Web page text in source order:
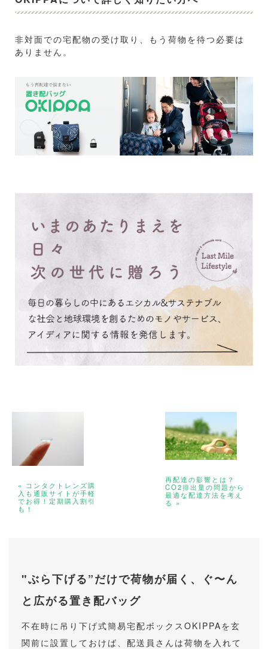
非対面での宅配物の受け取り、もう荷物を待つ必要は
ありません。
« コンタクトレンズ購
入も通販サイトが手軽
でお得！定期購入割引
も！
再配達の影響とは？
CO2排出量の問題から
最適な配達方法を考え
る »
"ぶら下げる”だけで荷物が届く、ぐ〜ん
と広がる置き配バッグ
不在時に吊り下げ式簡易宅配ボックスOKIPPAを玄
関前に設置しておけば、配送員さんは荷物を入れて